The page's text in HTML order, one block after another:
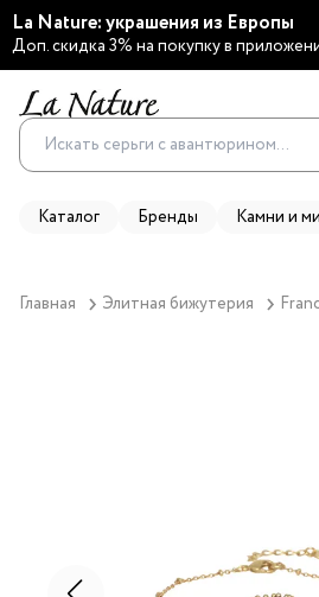
La Nature: украшения из Европы
Доп. скидка 3% на покупку в
Каталог Бренды Камни и
Главная Элитная бижутерия